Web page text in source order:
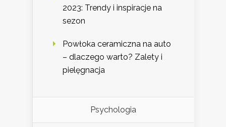
2023: Trendy i inspiracje na
sezon
Powłoka ceramiczna na auto
– dlaczego warto? Zalety i
pielęgnacja
Psychologia